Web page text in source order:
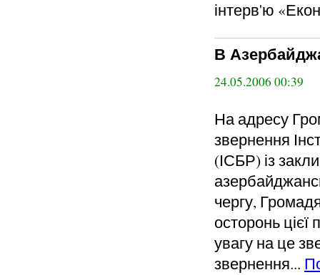
інтерв'ю
В
24.05.2006 00:39
На адресу
звернення
(ІСБР) із
чергу,
осторонь цієї
увагу на це
звернення...